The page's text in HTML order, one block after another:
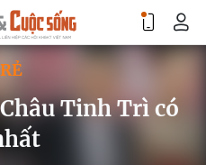
Tinh Trì có